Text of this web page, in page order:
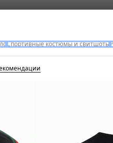
Спортивные костюмы и свитшоты